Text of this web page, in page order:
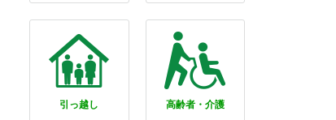
引っ越し 高齢者・介護